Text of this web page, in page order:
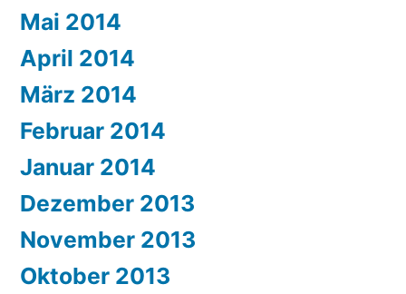
Mai 2014
April 2014
März 2014
Februar 2014
Januar 2014
Dezember 2013
November 2013
Oktober 2013